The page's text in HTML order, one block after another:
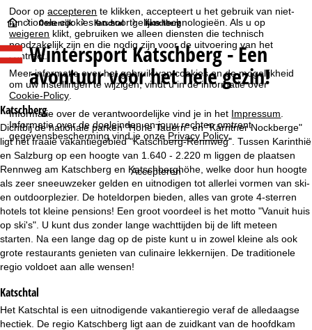
Door opaccepteren te klikken, accepteert u het gebruik van niet-
functionele cookies en soortgelijke technologieën. Als u op
weigeren klikt, gebruiken we alleen diensten die technisch
noodzakelijk zijn en die nodig zijn voor de uitvoering van het
contract.
Meer informatie over het gebruik van cookies en de mogelijkheid
om uw instellingen te wijzigen, vindt u in de informatie over
Cookie-Policy
Informatie over de verantwoordelijke vind je in het Impressum
Informatie over de doeleinden en jouw rechten omtrent
gegevensbescherming vind je onze Privacy Policy.
Accepteren
S
t
a
r
t
a
g
i
a
Oostenrijk Katschtal Katschberg
WintersportKatschberg - Een
avontuur voor het hele gezin!
Katschberg
Dichtbij de nationale parken "Hohe Tauern" en "Kärntner Nockberge"
ligt het fraaie vakantiegebied "Katschberg-Rennweg". Tussen Karinthië
en Salzburg op een hoogte van 1.640 - 2.220 m liggen de plaatsen
Rennweg am Katschberg en Katschberghöhe, welke door hun hoogte
als zeer sneeuwzeker gelden en uitnodigen tot allerlei vormen van ski-
en outdoorplezier. De hoteldorpen bieden, alles van grote 4-sterren
hotels tot kleine pensions! Een groot voordeel is het motto "Vanuit huis
op ski's". U kunt dus zonder lange wachttijden bij de lift meteen
starten. Na een lange dag op de piste kunt u in zowel kleine als ook
grote restaurants genieten van culinaire lekkernijen. De traditionele
regio voldoet aan alle wensen!
Katschtal
Het Katschtal is een uitnodigende vakantieregio veraf de alledaagse
hectiek. De regio Katschberg ligt aan de zuidkant van de hoofdkam